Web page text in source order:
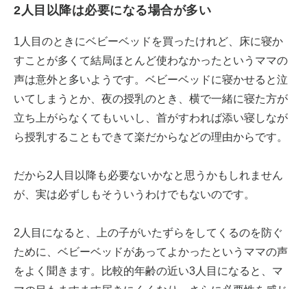
2人目以降は必要になる場合が多い
1人目のときにベビーベッドを買ったけれど、床に寝か
すことが多くて結局ほとんど使わなかったというママの
声は意外と多いようです。ベビーベッドに寝かせると泣
いてしまうとか、夜の授乳のとき、横で一緒に寝た方が
立ち上がらなくてもいいし、首がすわれば添い寝しなが
ら授乳することもできて楽だからなどの理由からです。
だから2人目以降も必要ないかなと思うかもしれません
が、実は必ずしもそういうわけでもないのです。
2人目になると、上の子がいたずらをしてくるのを防ぐ
ために、ベビーベッドがあってよかったというママの声
をよく聞きます。比較的年齢の近い3人目になると、マ